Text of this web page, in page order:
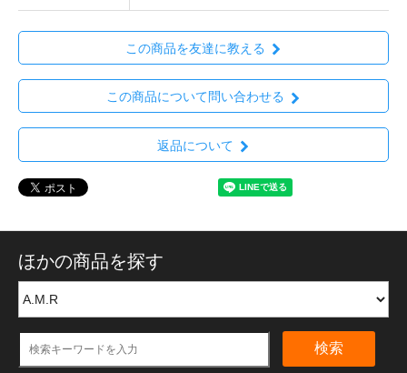
この商品を友達に教える
この商品について問い合わせる
返品について
ほかの商品を探す
検索